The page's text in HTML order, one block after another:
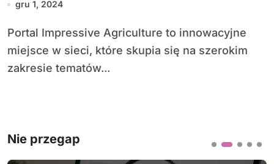
gru 1, 2024
Portal Impressive Agriculture to innowacyjne
miejsce w sieci, które skupia się na szerokim
zakresie tematów...
Nie przegap